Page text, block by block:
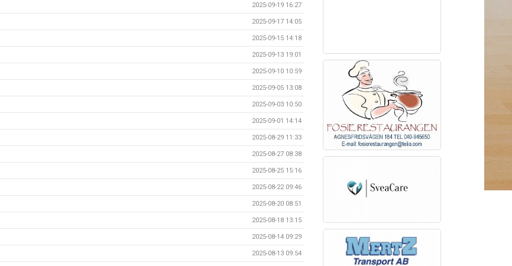
2025-09-19 16:27
2025-09-17 14:05
2025-09-15 14:18
2025-09-13 19:01
2025-09-10 10:59
2025-09-05 13:08
2025-09-03 10:50
2025-09-01 14:14
2025-08-29 11:33
2025-08-27 08:38
2025-08-25 15:16
2025-08-22 09:46
2025-08-20 08:51
2025-08-18 13:15
2025-08-14 09:29
2025-08-13 09:54